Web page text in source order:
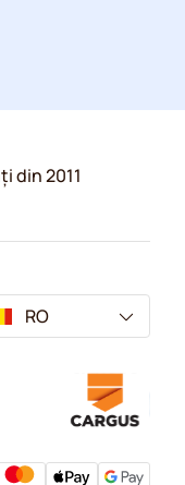
din 2011
RO